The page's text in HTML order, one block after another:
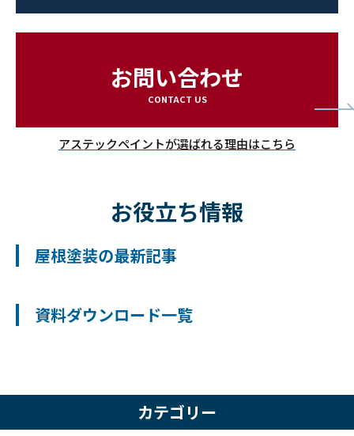
カテゴリー
お問い合わせ
CONTACT US
アステックペイントが選ばれる理由はこちら
お役立ち情報
屋根塗装の最新記事
資料ダウンロード一覧